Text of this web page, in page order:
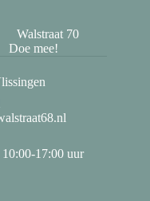
Walstraat 70
Doe mee!
10:00-17:00 uur